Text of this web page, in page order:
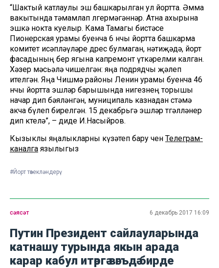
“Шактый катлаулы эш башкарылган ул йортта. Әмма
вакытында тәмамлап өлгермәгәннәр. Атна ахырына
эшкә нокта куелыр. Кама Тамагы бистәсе
Пионерская урамы буенча 6 нчы йортта башкарма
комитет исәпләүләре дөрес булмаган, нәтиҗәдә, йорт
фасадының бер ягына капремонт үткәрелми калган.
Хәзер мәсьәлә чишелгән: яңа подрядчы җәлеп
ителгән. Яңа Чишмә районы Ленин урамы буенча 46
нчы йортта эшләр барышында нигезнең торышы
начар дип бәяләнгән, муниципаль казнадан өстәмә
акча бүлеп бирелгән. 15 декабрьгә эшләр төгәлләнер
дип көтелә”, – диде И.Насыйров.
Кызыклы яңалыкларны күзәтеп бару өчен Телеграм-
каналга язылыгыз
#Йорт төзекләндерү
сәясәт 6 декабрь 2017 16:09
Путин Президент сайлауларында
катнашу турында якын арада
карар кабул итәргә вәгъдә бирде